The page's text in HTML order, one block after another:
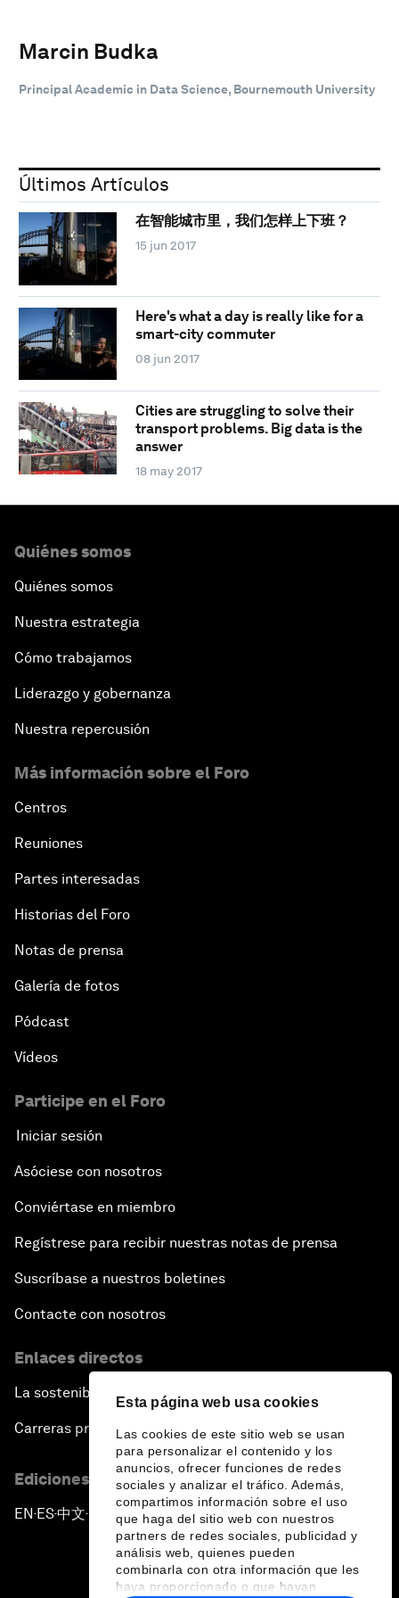
Esta página web usa cookies
Las cookies de este sitio web se usan
para personalizar el contenido y los
anuncios, ofrecer funciones de redes
sociales y analizar el tráfico. Además,
compartimos información sobre el uso
que haga del sitio web con nuestros
partners de redes sociales, publicidad y
análisis web, quienes pueden
combinarla con otra información que les
haya proporcionado o que hayan
Marcin Budka
Principal Academic in Data Science, Bournemouth University
Últimos Artículos
在智能城市里，我们怎样上下班？
15 jun 2017
Here's what a day is really like for a
smart-city commuter
08 jun 2017
Cities are struggling to solve their
transport problems. Big data is the
answer
18 may 2017
Quiénes somos
Quiénes somos
Nuestra estrategia
Cómo trabajamos
Liderazgo y gobernanza
Nuestra repercusión
Más información sobre el Foro
Centros
Reuniones
Partes interesadas
Historias del Foro
Notas de prensa
Galería de fotos
Pódcast
Vídeos
Participe en el Foro
Iniciar sesión
Asóciese con nosotros
Conviértase en miembro
Regístrese para recibir nuestras notas de prensa
Suscríbase a nuestros boletines
Contacte con nosotros
Enlaces directos
La sostenibilidad en el Foro
Carreras profesionales
Ediciones en otros idiomas
EN ▪ES▪中文▪ 日本語